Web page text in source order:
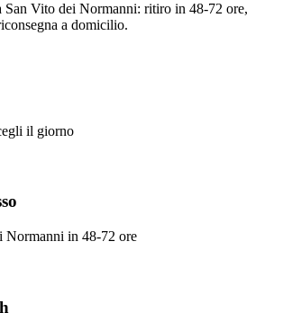
San Vito dei Normanni: ritiro in 48-72 ore,
a domicilio.
il giorno
Normanni in 48-72 ore